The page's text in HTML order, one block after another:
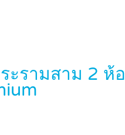
ะรามสาม 2